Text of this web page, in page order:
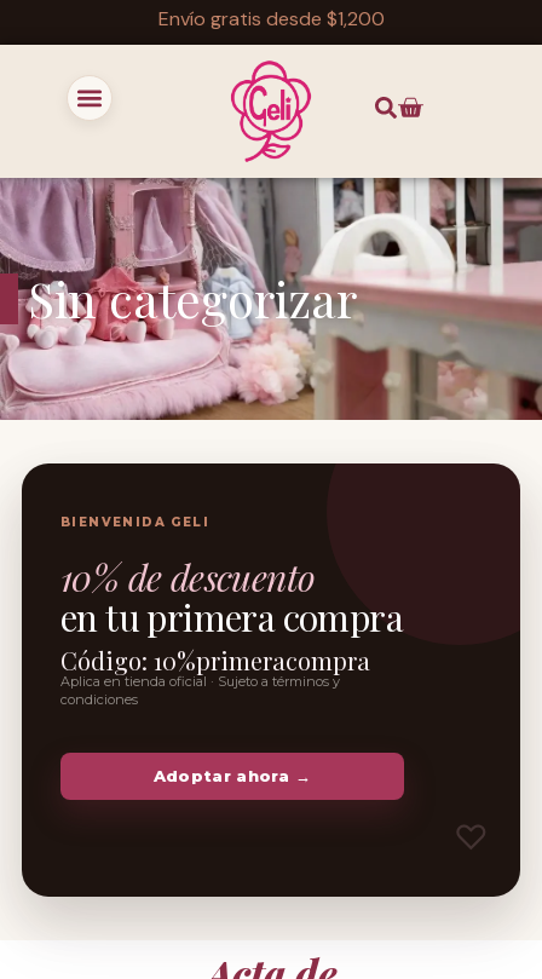
Envío gratis desde $1,200
Sin categorizar
BIENVENIDA GELI
10% de descuento
en tu primera compra
Código: 10%primeracompra
Aplica en tienda oficial · Sujeto a términos y
condiciones
Adoptar ahora →